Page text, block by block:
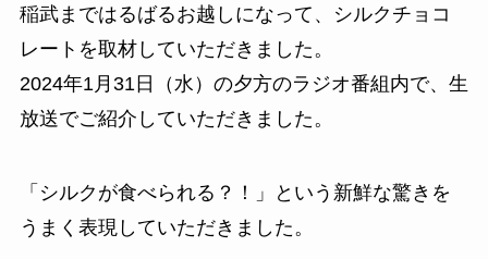
レポートドライバーの上田知宙（ちひろ）さんが
稲武まではるばるお越しになって、シルクチョコ
レートを取材していただきました。
2024年1月31日（水）の夕方のラジオ番組内で、生
「シルクが食べられる？！」という新鮮な驚きを